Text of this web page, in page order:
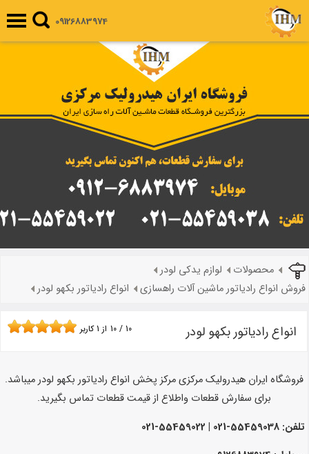
09126883974
محصولات
لوازم یدکی لودر
فروش انواع رادیاتور ماشین آلات راهسازی
انواع رادیاتور بکهو لودر
انواع رادیاتور بکهو لودر 10 / 10 از 1کاربر
فروشگاه ایران هیدرولیک مرکزی مرکز پخش انواع رادیاتور بکهو لودر میباشد.
برای سفارش قطعات واطلاع از قیمت قطعات تماس بگیرید.
تلفن: 55459038-021 | 55459022-021